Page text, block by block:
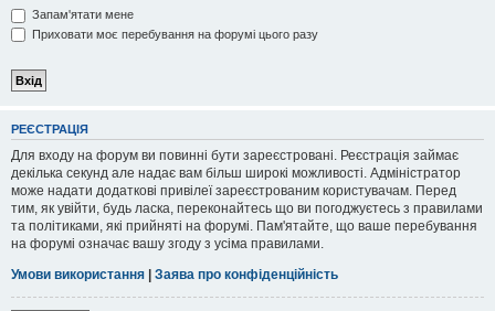
Запам'ятати мене
Приховати моє перебування на форумі цього разу
РЕЄСТРАЦІЯ
Для входу на форум ви повинні бути зареєстровані. Реєстрація займає
декілька секунд але надає вам більш широкі можливості. Адміністратор
може надати додаткові привілеї зареєстрованим користувачам. Перед
тим, як увійти, будь ласка, переконайтесь що ви погоджуєтесь з правилами
та політиками, які прийняті на форумі. Пам'ятайте, що ваше перебування
на форумі означає вашу згоду з усіма правилами.
Умови використання | Заява про конфіденційність